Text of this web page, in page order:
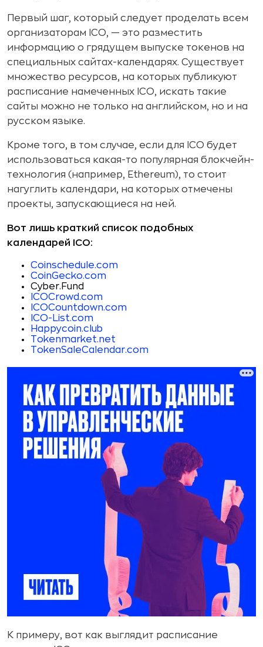
Первый шаг, который следует проделать всем
организаторам ICO, — это разместить
информацию о грядущем выпуске токенов на
специальных сайтах-календарях. Существует
множество ресурсов, на которых публикуют
расписание намеченных ICO, искать такие
сайты можно не только на английском, но и на
русском языке.
Кроме того, в том случае, если для ICO будет
использоваться какая-то популярная блокчейн-
технология (например, Ethereum), то стоит
нагуглить календари, на которых отмечены
проекты, запускающиеся на ней.
Вот лишь краткий список подобных
календарей ICO:
Coinschedule.com
CoinGecko.com
Cyber.Fund
ICOCrowd.com
ICOCountdown.com
ICO-List.com
Happycoin.club
Tokenmarket.net
TokenSaleCalendar.com
К примеру, вот как выглядит расписание